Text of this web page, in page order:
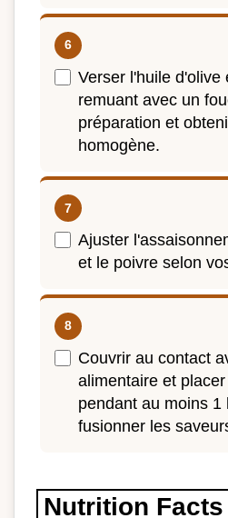
Verser l'huile d'olive
remuant avec un
préparation et
homogène.
Ajuster
et le poivre selon
Couvrir au contact
alimentaire et
pendant au moins 1
fusionner les
Nutrition Facts